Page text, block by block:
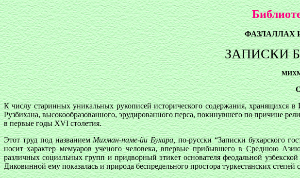
ФАЗЛАЛЛАХ
ЗАПИСКИ
К числу старинных уникальных рукописей исторического содержания, хранящихся
Рузбихана, высокообразованного, эрудированного перса, покинувшего по причине
в первые годы XVI столетия.
Этот труд под названиемМихман-наме-йи Бухара,по-русски “Записки бухарского
носит характер мемуаров ученого человека, впервые прибывшего в Среднюю
различных социальных групп и придворный этикет основателя феодальной
Диковинной ему показалась и природа беспредельного простора туркестанских